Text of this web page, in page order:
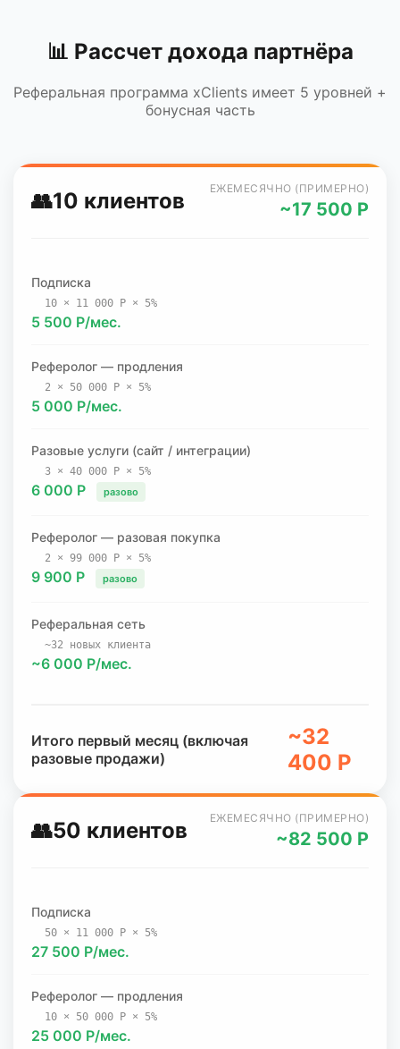
📊 Рассчет дохода партнёра
Реферальная программа xClients имеет 5 уровней +
бонусная часть
👥10 клиентов ЕЖЕМЕСЯЧНО (ПРИМЕРНО)
~17 500 Р
Подписка
10 × 11 000 Р × 5%
5 500 Р/мес.
Реферолог — продления
2 × 50 000 Р × 5%
5 000 Р/мес.
Разовые услуги (сайт / интеграции)
3 × 40 000 Р × 5%
6 000 Р разово
Реферолог — разовая покупка
2 × 99 000 Р × 5%
9 900 Р разово
Реферальная сеть
~32 новых клиента
~6 000 Р/мес.
Итого первый месяц (включая
разовые продажи)
~32
400 Р
👥50 клиентов ЕЖЕМЕСЯЧНО (ПРИМЕРНО)
~82 500 Р
Подписка
50 × 11 000 Р × 5%
27 500 Р/мес.
Реферолог — продления
10 × 50 000 Р × 5%
25 000 Р/мес.